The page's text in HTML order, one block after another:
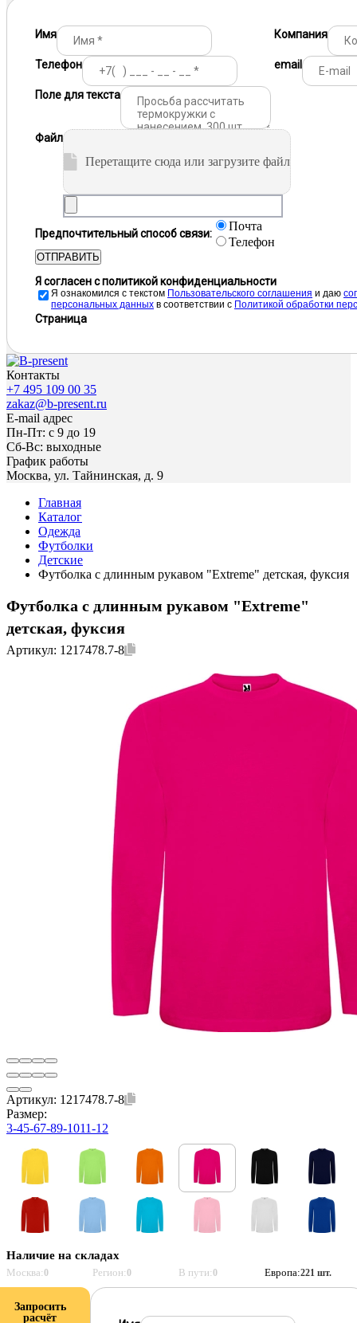
Имя Компания
Телефон email
Поле для текста
Файл
Перетащите сюда или загрузите файл
Предпочтительный способ связи:
Почта
Телефон
ОТПРАВИТЬ
Я согласен с политикой конфиденциальности
Я ознакомился с текстом Пользовательского соглашения и даю
персональных данных в соответствии с Политикой обработки
Страница
Контакты
+7 495 109 00 35
zakaz@b-present.ru
E-mail адрес
Пн-Пт: с 9 до 19
Сб-Вс: выходные
График работы
Москва, ул. Тайнинская, д. 9
Главная
Каталог
Одежда
Футболки
Детские
Футболка с длинным рукавом "Extreme" детская, фуксия
Футболка с длинным рукавом "Extreme"
детская, фуксия
Артикул: 1217478.7-8
Артикул: 1217478.7-8
Размер:
3-45-67-89-1011-12
Наличие на складах
Москва:0 Регион:0 В пути:0 Европа:221 шт.
Запросить
расчёт